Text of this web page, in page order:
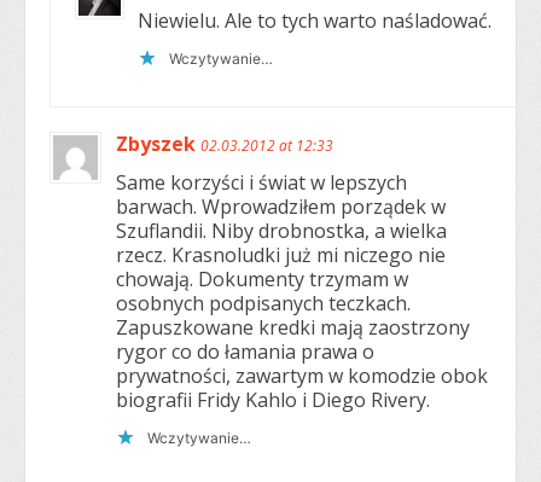
Niewielu. Ale to tych warto naśladować.
Wczytywanie…
Zbyszek 02.03.2012 at 12:33
Same korzyści i świat w lepszych
barwach. Wprowadziłem porządek w
Szuflandii. Niby drobnostka, a wielka
rzecz. Krasnoludki już mi niczego nie
chowają. Dokumenty trzymam w
osobnych podpisanych teczkach.
Zapuszkowane kredki mają zaostrzony
rygor co do łamania prawa o
prywatności, zawartym w komodzie obok
biografii Fridy Kahlo i Diego Rivery.
Wczytywanie…